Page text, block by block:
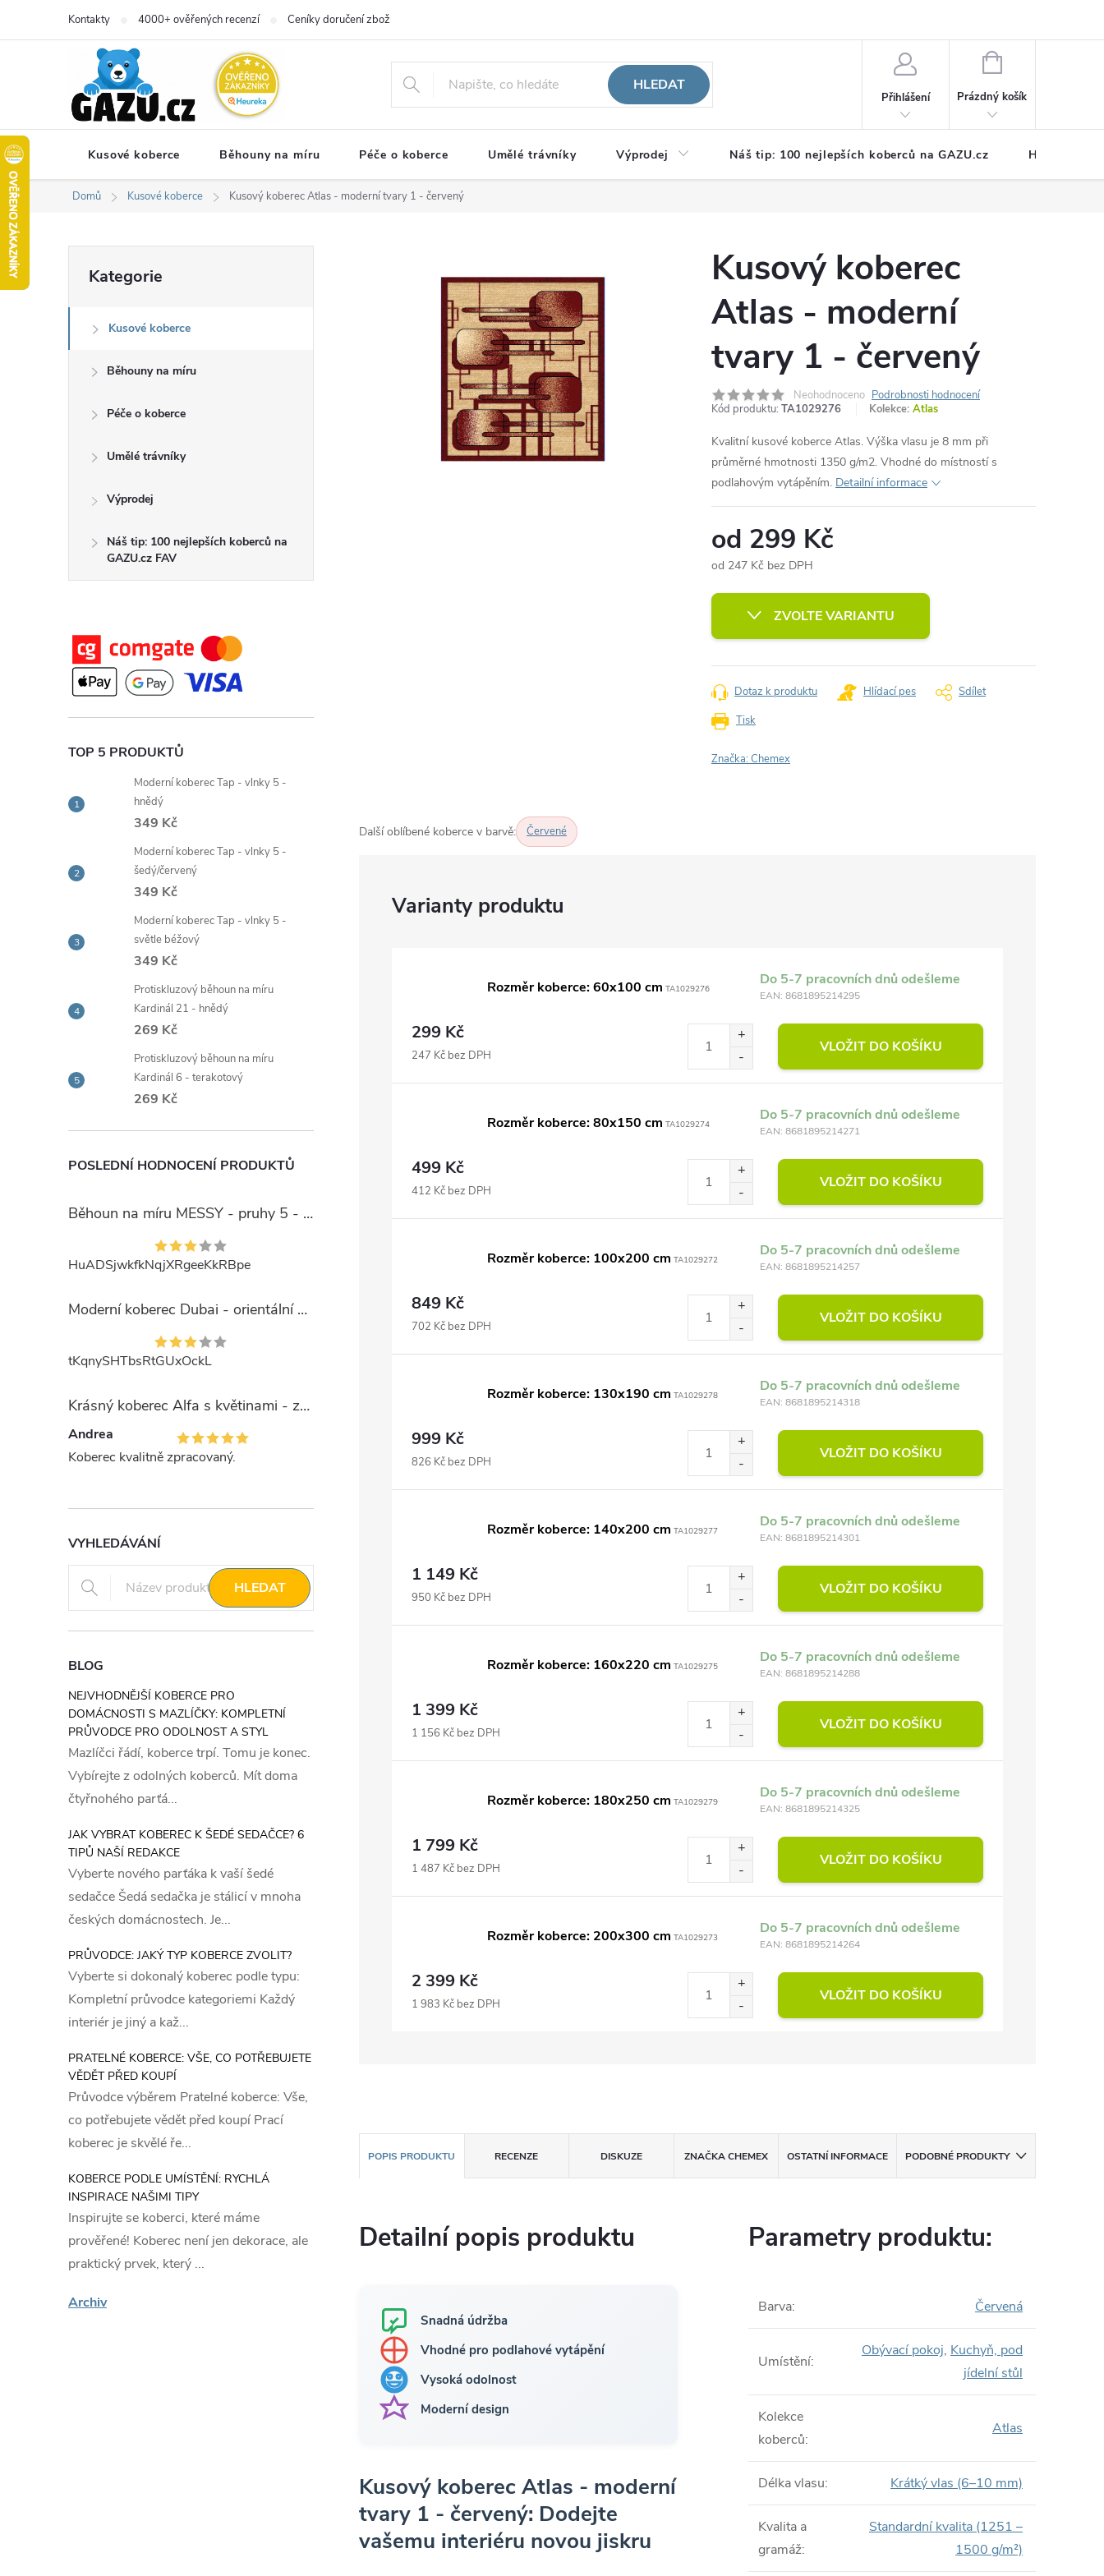
Kontakty 4000+ ověřených recenzí Ceníky doručení zboží
HLEDAT
Přihlášení
NÁKUPNÍ
Prázdný košík
Kusové koberce Běhouny na míru Péče o koberce Umělé trávníky Výprodej Náš tip: 100 nejlepších koberců na GAZU.cz Hodnocení
Domů Kusové koberce Kusový koberec Atlas - moderní tvary 1 - červený
o
s
í
p
a
n
e
l
kategorie
Kategorie
Kusové koberce
Běhouny na míru
Péče o koberce
Umělé trávníky
Výprodej
Náš tip: 100 nejlepších koberců na
GAZU.cz FAV
TOP 5 PRODUKTŮ
Moderní koberec Tap - vlnky 5 -
hnědý
349 Kč
Moderní koberec Tap - vlnky 5 -
šedý/červený
349 Kč
Moderní koberec Tap - vlnky 5 -
světle béžový
349 Kč
Protiskluzový běhoun na míru
Kardinál 21 - hnědý
269 Kč
Protiskluzový běhoun na míru
Kardinál 6 - terakotový
269 Kč
POSLEDNÍ HODNOCENÍ PRODUKTŮ
Běhoun na míru MESSY - pruhy 5 - béžový
HuADSjwkfkNqjXRgeeKkRBpe
Moderní koberec Dubai - orientální 6 - červený
tKqnySHTbsRtGUxOckL
Krásný koberec Alfa s květinami - zelený
Andrea
Koberec kvalitně zpracovaný.
VYHLEDÁVÁNÍ
HLEDAT
BLOG
NEJVHODNĚJŠÍ KOBERCE PRO
DOMÁCNOSTI S MAZLÍČKY: KOMPLETNÍ
PRŮVODCE PRO ODOLNOST A STYL
Mazlíčci řádí, koberce trpí. Tomu je konec.
Vybírejte z odolných koberců. Mít doma
čtyřnohého parťá...
JAK VYBRAT KOBEREC K ŠEDÉ SEDAČCE? 6
TIPŮ NAŠÍ REDAKCE
Vyberte nového parťáka k vaší šedé
sedačce Šedá sedačka je stálicí v mnoha
českých domácnostech. Je...
PRŮVODCE: JAKÝ TYP KOBERCE ZVOLIT?
Vyberte si dokonalý koberec podle typu:
Kompletní průvodce kategoriemi Každý
interiér je jiný a kaž...
PRATELNÉ KOBERCE: VŠE, CO POTŘEBUJETE
VĚDĚT PŘED KOUPÍ
Průvodce výběrem Pratelné koberce: Vše,
co potřebujete vědět před koupí Prací
koberec je skvělé ře...
KOBERCE PODLE UMÍSTĚNÍ: RYCHLÁ
INSPIRACE NAŠIMI TIPY
Inspirujte se koberci, které máme
prověřené! Koberec není jen dekorace, ale
praktický prvek, který ...
Archiv
Kusový koberec
Atlas - moderní
tvary 1 - červený
Neohodnoceno Podrobnosti hodnocení
Kód produktu: TA1029276 Kolekce: Atlas
Kvalitní kusové koberce Atlas. Výška vlasu je 8 mm při
průměrné hmotnosti 1350 g/m2. Vhodné do místností s
podlahovým vytápěním. Detailní informace
od 299 Kč
od 247 Kč bez DPH
cena:
ZVOLTE VARIANTU
Tisk
Dotaz k produktu Hlídací pes Sdílet
Značka:Chemex
Další oblíbené koberce v barvě: Červené
Rozměr koberce: 60x100 cm TA1029276
Do 5-7 pracovních dnů odešleme
EAN: 8681895214295
299 Kč
247 Kč bez DPH VLOŽIT DO KOŠÍKU
Rozměr koberce: 80x150 cm TA1029274
Do 5-7 pracovních dnů odešleme
EAN: 8681895214271
499 Kč
412 Kč bez DPH VLOŽIT DO KOŠÍKU
Rozměr koberce: 100x200 cm TA1029272
Do 5-7 pracovních dnů odešleme
EAN: 8681895214257
849 Kč
702 Kč bez DPH VLOŽIT DO KOŠÍKU
Rozměr koberce: 130x190 cm TA1029278
Do 5-7 pracovních dnů odešleme
EAN: 8681895214318
999 Kč
826 Kč bez DPH VLOŽIT DO KOŠÍKU
Rozměr koberce: 140x200 cm TA1029277
Do 5-7 pracovních dnů odešleme
EAN: 8681895214301
1 149 Kč
950 Kč bez DPH VLOŽIT DO KOŠÍKU
Rozměr koberce: 160x220 cm TA1029275
Do 5-7 pracovních dnů odešleme
EAN: 8681895214288
1 399 Kč
1 156 Kč bez DPH VLOŽIT DO KOŠÍKU
Rozměr koberce: 180x250 cm TA1029279
Do 5-7 pracovních dnů odešleme
EAN: 8681895214325
1 799 Kč
1 487 Kč bez DPH VLOŽIT DO KOŠÍKU
Rozměr koberce: 200x300 cm TA1029273
Do 5-7 pracovních dnů odešleme
EAN: 8681895214264
2 399 Kč
1 983 Kč bez DPH VLOŽIT DO KOŠÍKU
POPIS PRODUKTU RECENZE DISKUZE ZNAČKACHEMEX OSTATNÍ INFORMACE PODOBNÉ PRODUKTY
Detailní popis produktu
Snadná údržba
Vhodné pro podlahové vytápění
Vysoká odolnost
Moderní design
Kusový koberec Atlas - moderní
tvary 1 - červený: Dodejte
vašemu interiéru novou jiskru
Parametry produktu:
Barva: Červená
Umístění:
Obývací pokoj, Kuchyň, pod
jídelní stůl
Kolekce
koberců:
Atlas
Délka vlasu: Krátký vlas (6–10 mm)
Kvalita a
gramáž:
Standardní kvalita (1251 –
1500 g/m²)